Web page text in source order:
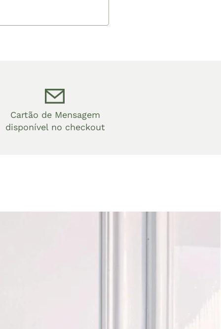
Cartão de Mensagem
disponível no checkout